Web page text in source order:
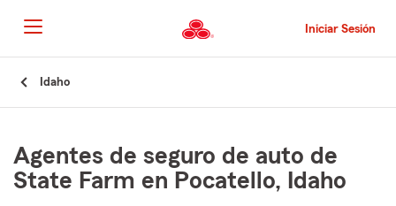
al
contenido
principal
Iniciar Sesión
Idaho
Agentes de seguro de auto de
State Farm en Pocatello, Idaho